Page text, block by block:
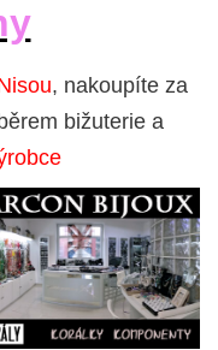
, nakoupíte za
bižuterie a